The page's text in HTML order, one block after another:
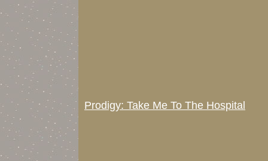
Prodigy: Take Me To The Hospital